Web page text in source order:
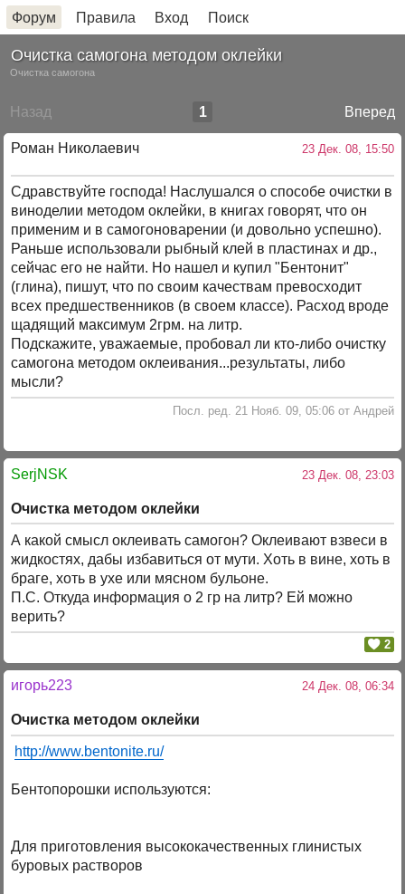
Форум Правила Вход Поиск
Очистка самогона методом оклейки
Очистка самогона
Назад Вперед
1
Роман Николаевич 23 Дек. 08, 15:50
Сдравствуйте господа! Наслушался о способе очистки в
виноделии методом оклейки, в книгах говорят, что он
применим и в самогоноварении (и довольно успешно).
Раньше использовали рыбный клей в пластинах и др.,
сейчас его не найти. Но нашел и купил "Бентонит"
(глина), пишут, что по своим качествам превосходит
всех предшественников (в своем классе). Расход вроде
щадящий максимум 2грм. на литр.
Подскажите, уважаемые, пробовал ли кто-либо очистку
самогона методом оклеивания...результаты, либо
мысли?
Посл. ред. 21 Нояб. 09, 05:06 от Андрей
SerjNSK 23 Дек. 08, 23:03
Очистка методом оклейки
А какой смысл оклеивать самогон? Оклеивают взвеси в
жидкостях, дабы избавиться от мути. Хоть в вине, хоть в
браге, хоть в ухе или мясном бульоне.
П.С. Откуда информация о 2 гр на литр? Ей можно
верить?
2
игорь223 24 Дек. 08, 06:34
Очистка методом оклейки
http://www.bentonite.ru/
Бентопорошки используются:
Для приготовления высококачественных глинистых
буровых растворов